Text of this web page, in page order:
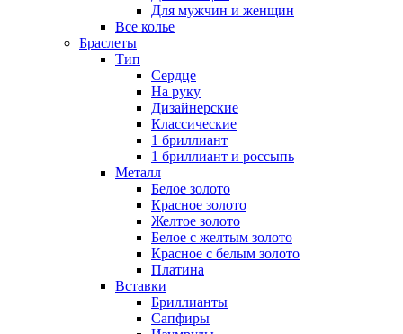
Для мужчин и женщин
Все колье
Браслеты
Тип
Сердце
На руку
Дизайнерские
Классические
1 бриллиант
1 бриллиант и россыпь
Металл
Белое золото
Красное золото
Желтое золото
Белое с желтым золото
Красное с белым золото
Платина
Вставки
Бриллианты
Сапфиры